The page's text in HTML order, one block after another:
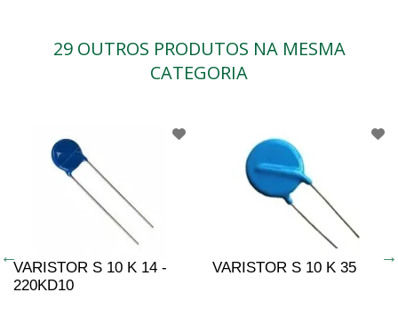
29 OUTROS PRODUTOS NA MESMA
CATEGORIA
VARISTOR S 10 K 14 -
220KD10
VARISTOR S 10 K 35